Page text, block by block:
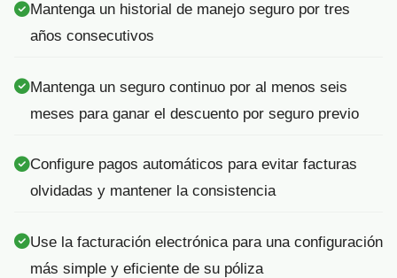
Mantenga un historial de manejo seguro por tres
años consecutivos
Mantenga un seguro continuo por al menos seis
meses para ganar el descuento por seguro previo
Configure pagos automáticos para evitar facturas
olvidadas y mantener la consistencia
Use la facturación electrónica para una configuración
más simple y eficiente de su póliza